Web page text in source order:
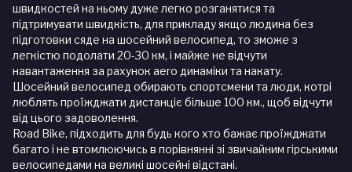
швидкостей на ньому дуже легко розганятися та
підтримувати швидкість, для прикладу якщо людина без
підготовки сяде на шосейний велосипед, то зможе з
легкістю подолати 20-30 км, і майже не відчути
навантаження за рахунок aero динаміки та накату.
Шосейний велосипед обирають спортсмени та люди, котрі
люблять проїжджати дистанціє більше 100 км., щоб відчути
від цього задоволення.
Road Bike, підходить для будь кого хто бажає проїжджати
багато і не втомлюючись в порівнянні зі звичайним гірськими
велосипедами на великі шосейні відстані.